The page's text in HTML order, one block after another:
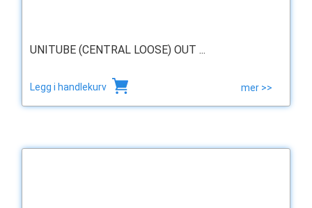
UNITUBE (CENTRAL LOOSE) OUT ...
Legg i handlekurv mer >>